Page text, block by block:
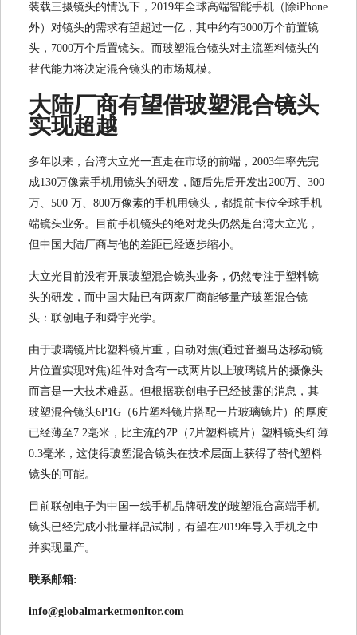
装载三摄镜头的情况下，2019年全球高端智能手机（除iPhone
外）对镜头的需求有望超过一亿，其中约有3000万个前置镜
头，7000万个后置镜头。而玻塑混合镜头对主流塑料镜头的
替代能力将决定混合镜头的市场规模。
大陆厂商有望借玻塑混合镜头
实现超越
多年以来，台湾大立光一直走在市场的前端，2003年率先完
成130万像素手机用镜头的研发，随后先后开发出200万、300
万、500 万、800万像素的手机用镜头，都提前卡位全球手机
端镜头业务。目前手机镜头的绝对龙头仍然是台湾大立光，
但中国大陆厂商与他的差距已经逐步缩小。
大立光目前没有开展玻塑混合镜头业务，仍然专注于塑料镜
头的研发，而中国大陆已有两家厂商能够量产玻塑混合镜
头：联创电子和舜宇光学。
由于玻璃镜片比塑料镜片重，自动对焦(通过音圈马达移动镜
片位置实现对焦)组件对含有一或两片以上玻璃镜片的摄像头
而言是一大技术难题。但根据联创电子已经披露的消息，其
玻塑混合镜头6P1G（6片塑料镜片搭配一片玻璃镜片）的厚度
已经薄至7.2毫米，比主流的7P（7片塑料镜片）塑料镜头纤薄
0.3毫米，这使得玻塑混合镜头在技术层面上获得了替代塑料
镜头的可能。
目前联创电子为中国一线手机品牌研发的玻塑混合高端手机
镜头已经完成小批量样品试制，有望在2019年导入手机之中
并实现量产。
联系邮箱:
info@globalmarketmonitor.com